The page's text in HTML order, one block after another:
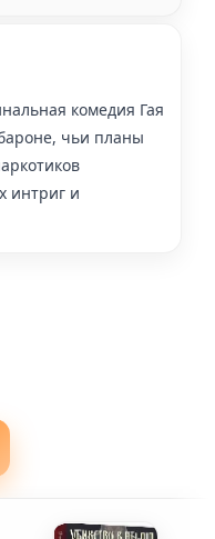
комедия Гая
чьи планы
интриг и